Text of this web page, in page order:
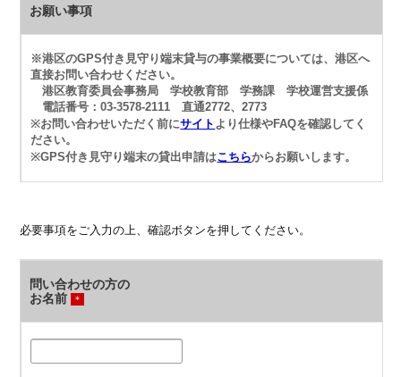
お願い事項
※港区のGPS付き見守り端末貸与の事業概要については、港区へ
直接お問い合わせください。
港区教育委員会事務局 学校教育部 学務課 学校運営支援係
電話番号：03-3578-2111 直通2772、2773
※お問い合わせいただく前にサイト より仕様やFAQを確認してく
ださい。
※GPS付き見守り端末の貸出申請はこちらからお願いします。
必要事項をご入力の上、確認ボタンを押してください。
問い合わせの方の
お名前
＊